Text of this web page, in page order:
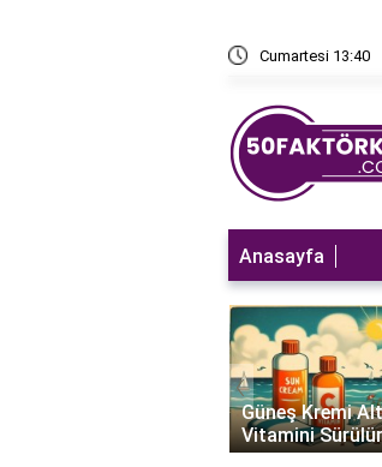
Cumartesi 13:40
Anasayfa
Güneş Kremi
Vitamini
‹